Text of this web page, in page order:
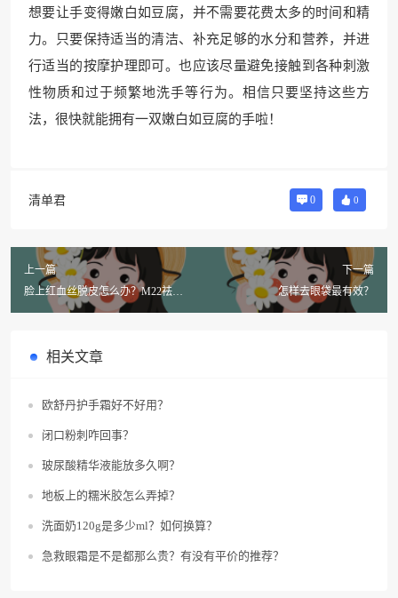
想要让手变得嫩白如豆腐，并不需要花费太多的时间和精
力。只要保持适当的清洁、补充足够的水分和营养，并进
行适当的按摩护理即可。也应该尽量避免接触到各种刺激
性物质和过于频繁地洗手等行为。相信只要坚持这些方
法，很快就能拥有一双嫩白如豆腐的手啦！
清单君 0 0
上一篇
脸上红血丝脱皮怎么办？M22祛红
血丝有用吗？
下一篇
怎样去眼袋最有效？
相关文章
欧舒丹护手霜好不好用？
闭口粉刺咋回事？
玻尿酸精华液能放多久啊？
地板上的糯米胶怎么弄掉？
洗面奶120g是多少ml？如何换算？
急救眼霜是不是都那么贵？有没有平价的推荐？